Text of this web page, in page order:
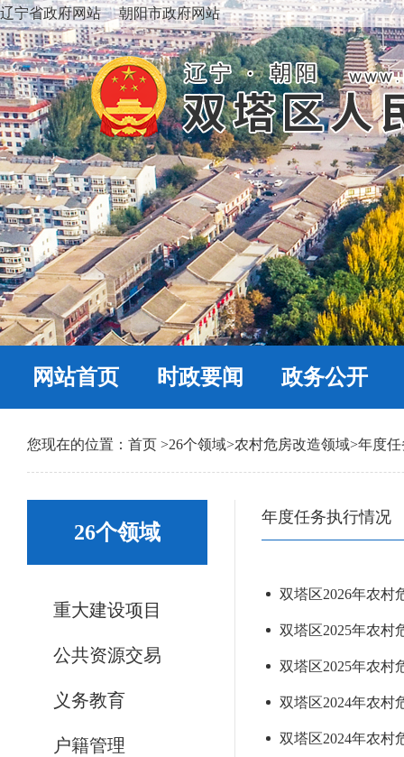
辽宁省政府网站 朝阳市政府网站
网站首页 时政要闻 政务公开
您现在的位置： 首页 >26个领域>农村危房改造领域>年度
26个领域
重大建设项目
公共资源交易
义务教育
户籍管理
年度任务执行情况
双塔区2026年农村
双塔区2025年农村
双塔区2025年农村
双塔区2024年农村
双塔区2024年农村